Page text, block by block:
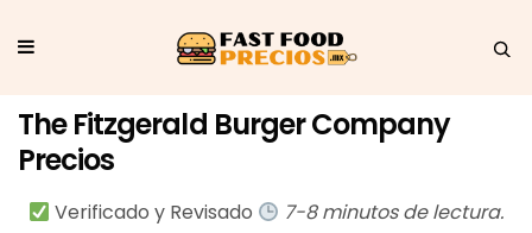
The Fitzgerald Burger Company
Precios
Verificado y Revisado 7-8 minutos de lectura.